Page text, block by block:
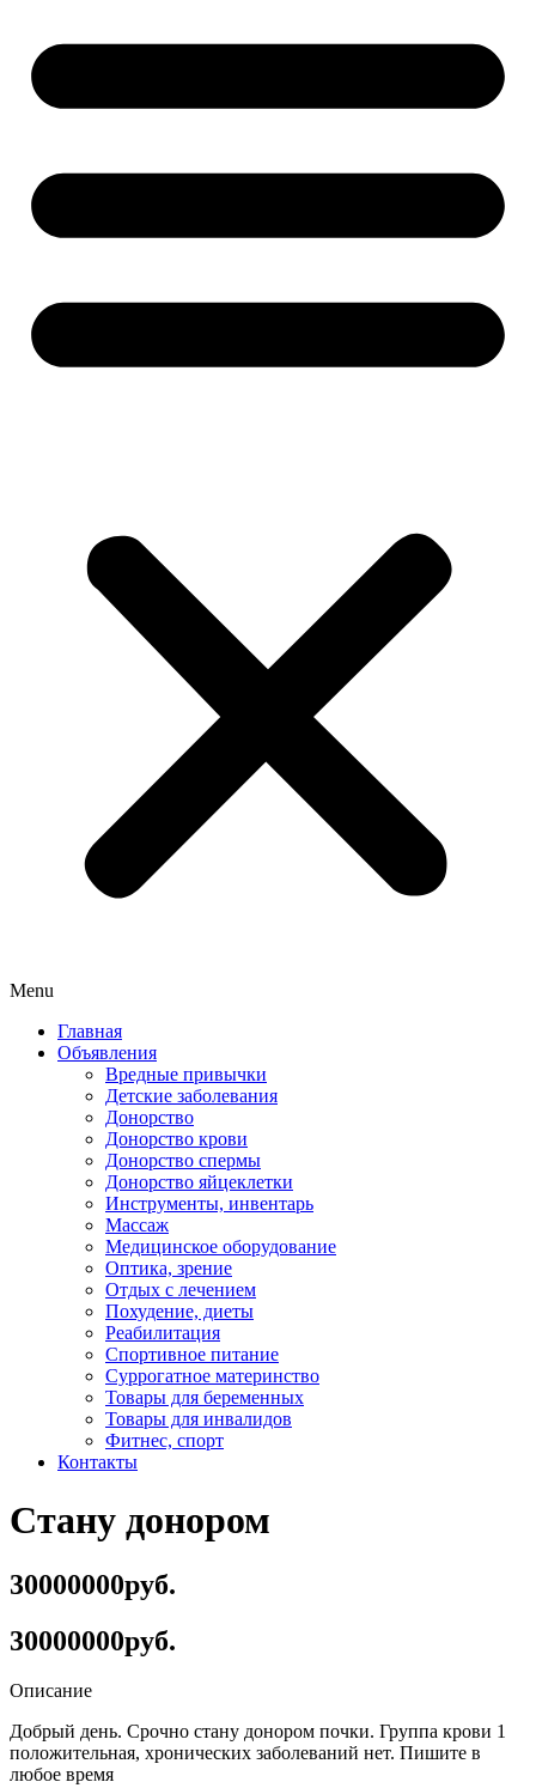
Menu
Главная
Объявления
Вредные привычки
Детские заболевания
Донорство
Донорство крови
Донорство спермы
Донорство яйцеклетки
Инструменты, инвентарь
Массаж
Медицинское оборудование
Оптика, зрение
Отдых с лечением
Похудение, диеты
Реабилитация
Спортивное питание
Суррогатное материнство
Товары для беременных
Товары для инвалидов
Фитнес, спорт
Контакты
Стану донором
30000000руб.
30000000руб.
Описание
Добрый день. Срочно стану донором почки. Группа крови 1
положительная, хронических заболеваний нет. Пишите в
любое время